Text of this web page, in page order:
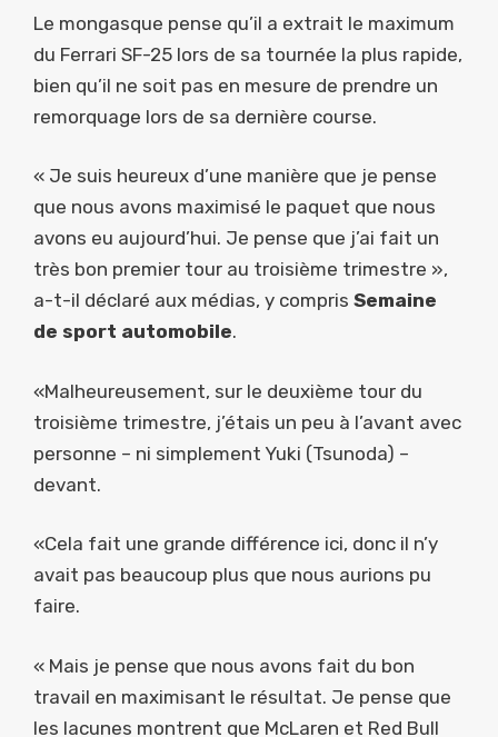
Le mongasque pense qu’il a extrait le maximum
du Ferrari SF-25 lors de sa tournée la plus rapide,
bien qu’il ne soit pas en mesure de prendre un
remorquage lors de sa dernière course.
« Je suis heureux d’une manière que je pense
que nous avons maximisé le paquet que nous
avons eu aujourd’hui. Je pense que j’ai fait un
très bon premier tour au troisième trimestre »,
a-t-il déclaré aux médias, y compris Semaine
de sport automobile.
«Malheureusement, sur le deuxième tour du
troisième trimestre, j’étais un peu à l’avant avec
personne – ni simplement Yuki (Tsunoda) –
devant.
«Cela fait une grande différence ici, donc il n’y
avait pas beaucoup plus que nous aurions pu
faire.
« Mais je pense que nous avons fait du bon
travail en maximisant le résultat. Je pense que
les lacunes montrent que McLaren et Red Bull